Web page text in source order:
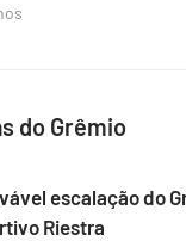
do Grêmio
escalação do
Riestra